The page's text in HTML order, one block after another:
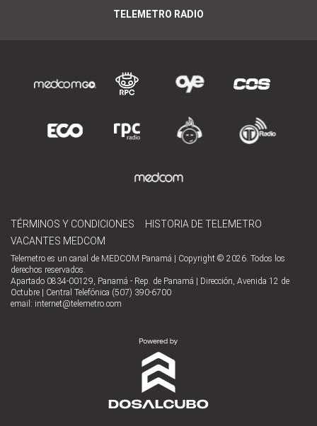
TELEMETRO RADIO
TÉRMINOS Y CONDICIONES
HISTORIA DE TELEMETRO
VACANTES MEDCOM
Telemetro es un canal de MEDCOM Panamá | Copyright © 2026. Todos los
derechos reservados.
Apartado 0834-00129, Panamá - Rep. de Panamá | Dirección, Avenida 12 de
Octubre | Central Telefónica (507) 390-6700
email: internet@telemetro.com